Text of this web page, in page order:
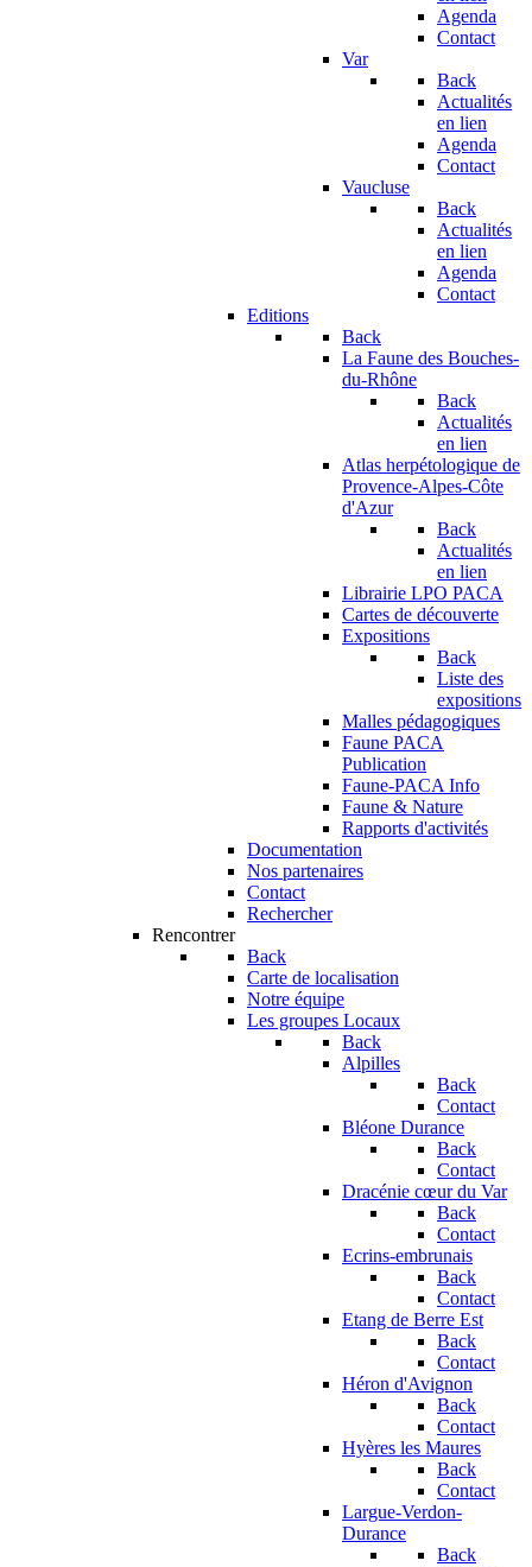
Agenda
Contact
Var
Back
Actualités
en lien
Agenda
Contact
Vaucluse
Back
Actualités
en lien
Agenda
Contact
Editions
Back
La Faune des Bouches-
du-Rhône
Back
Actualités
en lien
Atlas herpétologique de
Provence-Alpes-Côte
d'Azur
Back
Actualités
en lien
Librairie LPO PACA
Cartes de découverte
Expositions
Back
Liste des
expositions
Malles pédagogiques
Faune PACA
Publication
Faune-PACA Info
Faune & Nature
Rapports d'activités
Documentation
Nos partenaires
Contact
Rechercher
Rencontrer
Back
Carte de localisation
Notre équipe
Les groupes Locaux
Back
Alpilles
Back
Contact
Bléone Durance
Back
Contact
Dracénie cœur du Var
Back
Contact
Ecrins-embrunais
Back
Contact
Etang de Berre Est
Back
Contact
Héron d'Avignon
Back
Contact
Hyères les Maures
Back
Contact
Largue-Verdon-
Durance
Back